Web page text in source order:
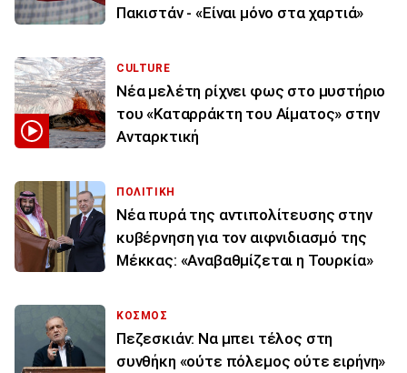
Πακιστάν - «Είναι μόνο στα χαρτιά»
CULTURE
Νέα μελέτη ρίχνει φως στο μυστήριο
του «Καταρράκτη του Αίματος» στην
Ανταρκτική
ΠΟΛΙΤΙΚΗ
Νέα πυρά της αντιπολίτευσης στην
κυβέρνηση για τον αιφνιδιασμό της
Μέκκας: «Αναβαθμίζεται η Τουρκία»
ΚΟΣΜΟΣ
Πεζεσκιάν: Να μπει τέλος στη
συνθήκη «ούτε πόλεμος ούτε ειρήνη»